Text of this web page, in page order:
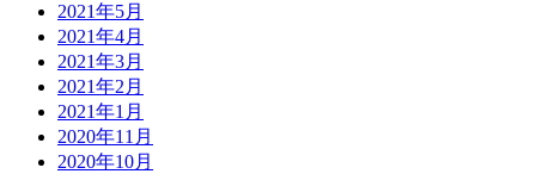
2021年5月
2021年4月
2021年3月
2021年2月
2021年1月
2020年11月
2020年10月